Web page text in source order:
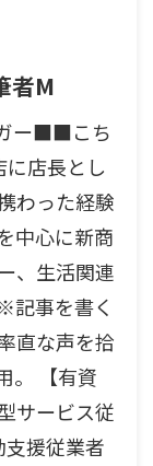
者M
ー■■こち
店長とし
わった経験
中心に新商
、生活関連
記事を書く
直な声を拾
。 【有資
サービス従
援従業者